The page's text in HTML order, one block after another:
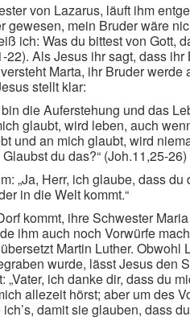
von Lazarus, läuft ihm
gewesen, mein Bruder wäre
ich: Was du bittest von Gott,
22). Als Jesus ihr sagt, dass ihr
Marta, ihr Bruder werde
stellt klar:
bin die Auferstehung und das
glaubt, wird leben, auch
und an mich glaubt, wird
Glaubst du das?“ (Joh.11,25-26)
„Ja, Herr, ich glaube, dass
in die Welt kommt.“
kommt, ihre Schwester
ihm auch noch Vorwürfe
Martin Luther. Obwohl
wurde, lässt Jesus den
„Vater, ich danke dir, dass du
allezeit hörst; aber um des
damit sie glauben, dass